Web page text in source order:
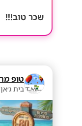
שכר טוב!!!
בית ג׳אן